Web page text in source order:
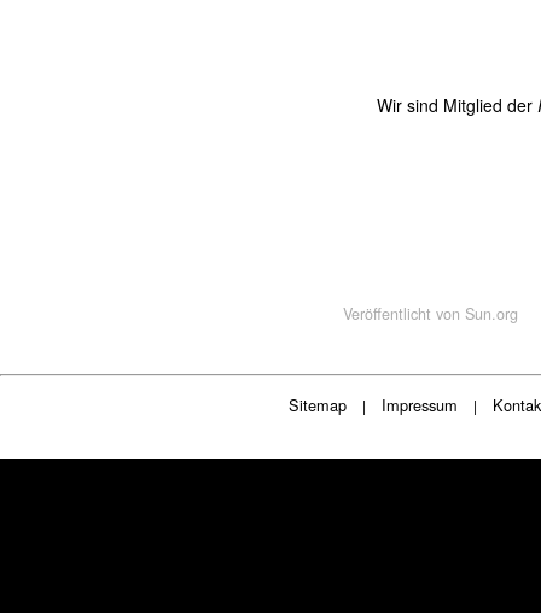
Wir sind Mitglied der
Veröffentlicht von Sun.org
Sitemap | Impressum |